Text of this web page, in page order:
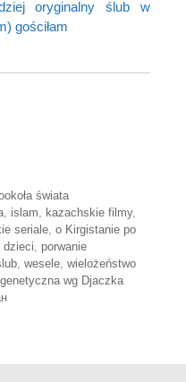
oryginalny ślub w
gościłam
świata
islam kazachskie filmy,
seriale o Kirgistanie po
dzieci
porwanie
wesele wielożeństwo
wg Djaczka